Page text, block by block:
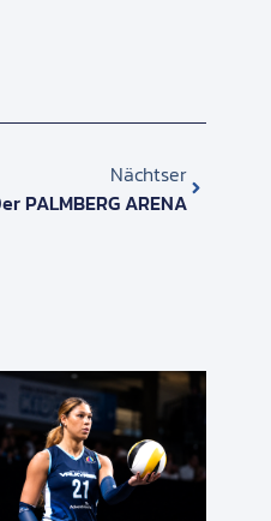
Nächtser
PALMBERG ARENA